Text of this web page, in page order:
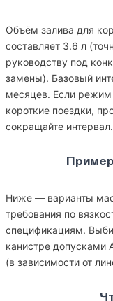
Объём залива для
составляет 3.6 л
руководству под
замены). Базовый
месяцев. Если
короткие поездки,
сокращайте интервал.
Ниже — варианты
требования по
спецификациям.
канистре допусками
(в зависимости от